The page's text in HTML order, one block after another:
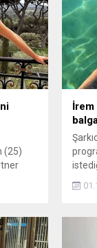
(25)
yaş
İrem
çekti.